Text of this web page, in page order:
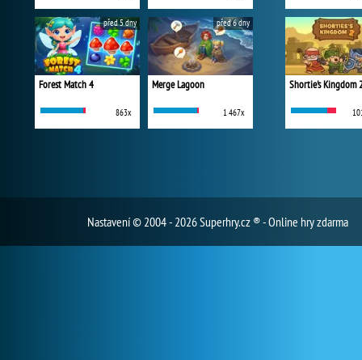
Forest Match 4
863x
před 5 dny
Merge Lagoon
1 467x
před 6 dny
Shortie's Kingdom
Nastavení© 2004 - 2026 Superhry.cz ® - Online hry zdarma